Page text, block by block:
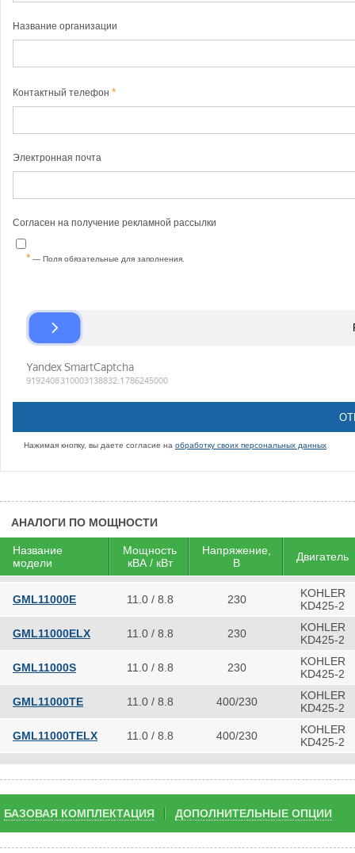
Название организации
Контактный телефон
Электронная почта
Согласен на получение рекламной рассылки
— Поля обязательные для заполнения.
Нажимая кнопку, вы даете согласие на обработку своих персональных данных
АНАЛОГИ ПО МОЩНОСТИ
Название
модели
Мощность
кВА / кВт
Напряжение,
В
Двигатель
GML11000E 11.0 / 8.8 230
KOHLER
KD425-2
GML11000ELX 11.0 / 8.8 230
KOHLER
KD425-2
GML11000S 11.0 / 8.8 230
KOHLER
KD425-2
GML11000TE 11.0 / 8.8 400/230
KOHLER
KD425-2
GML11000TELX 11.0 / 8.8 400/230
KOHLER
KD425-2
БАЗОВАЯ КОМПЛЕКТАЦИЯ ДОПОЛНИТЕЛЬНЫЕ ОПЦИИ